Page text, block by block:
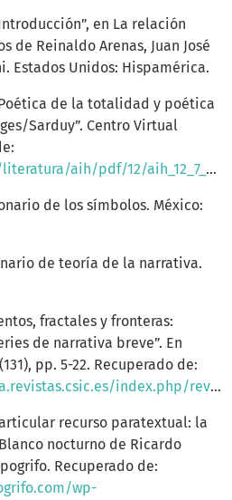
en La relación
de Reinaldo Arenas, Juan José
Estados Unidos: Hispamérica.
de la totalidad y poética
Sarduy”. Centro Virtual
aih/pdf/12/aih_12_7_037.pdf
de los símbolos. México:
de teoría de la narrativa.
fractales y fronteras:
de narrativa breve”. En
pp. 5-22. Recuperado de:
index.php/revistadeliteratura/article/view/138
recurso paratextual: la
nocturno de Ricardo
Recuperado de:
wp-